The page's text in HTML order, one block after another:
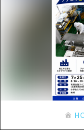
おす
アー
イベ
グル
サイ
ショ
モデ
広島
あた
広島
安芸
スポッ
スポ
広島
安芸
備後
備北
イベン
旬情報
お役立